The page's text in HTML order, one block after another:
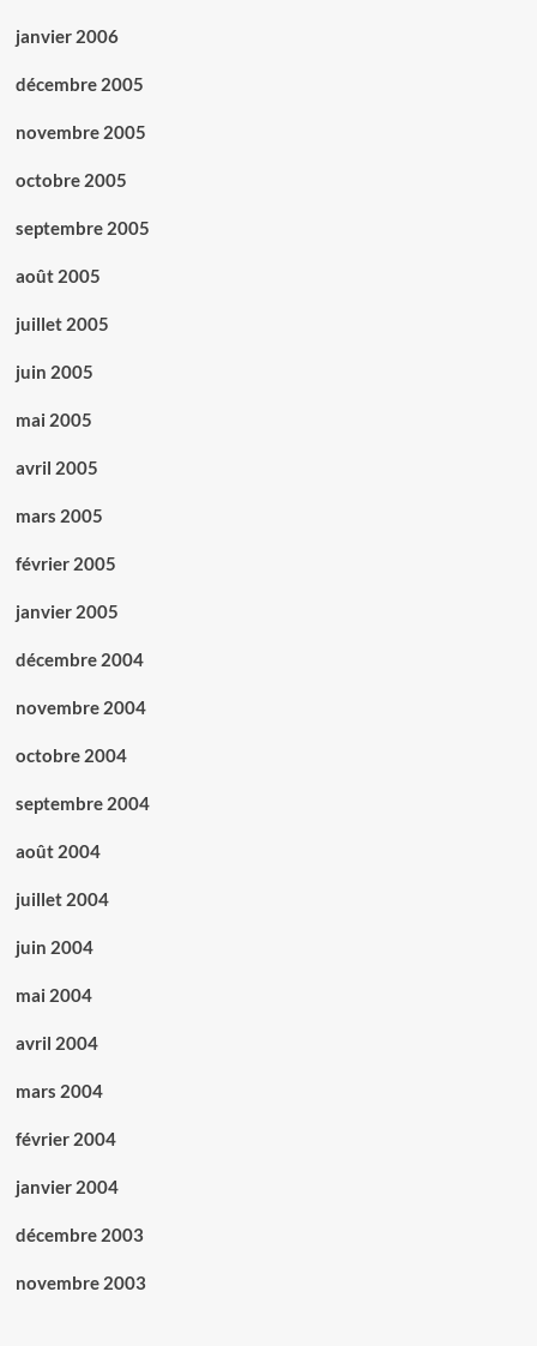
janvier 2006
décembre 2005
novembre 2005
octobre 2005
septembre 2005
août 2005
juillet 2005
juin 2005
mai 2005
avril 2005
mars 2005
février 2005
janvier 2005
décembre 2004
novembre 2004
octobre 2004
septembre 2004
août 2004
juillet 2004
juin 2004
mai 2004
avril 2004
mars 2004
février 2004
janvier 2004
décembre 2003
novembre 2003